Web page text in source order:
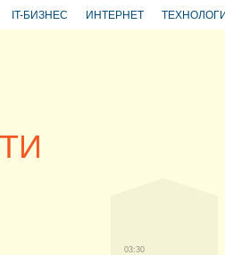
IT-БИЗНЕС ИНТЕРНЕТ
03:30